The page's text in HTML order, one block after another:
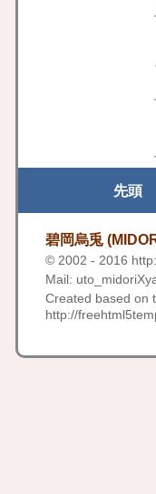
先頭
碧岡烏兎
© 2002 - 2016
Mail:
Created based on
http://